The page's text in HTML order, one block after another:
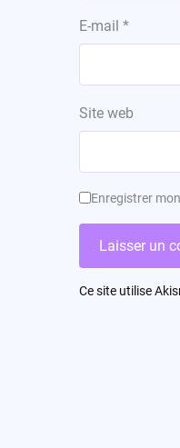
E-mail *
Site web
Enregistrer
Ce site utilise